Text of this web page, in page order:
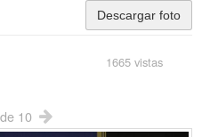
Descargar foto
1665 vistas
10